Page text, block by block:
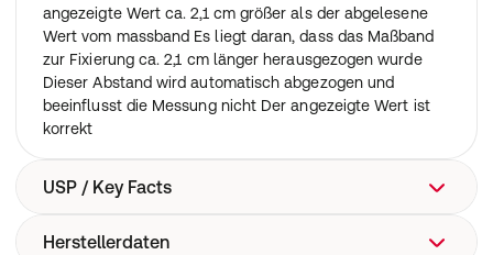
angezeigte Wert ca. 2,1 cm größer als der abgelesene
Wert vom massband Es liegt daran, dass das Maßband
zur Fixierung ca. 2,1 cm länger herausgezogen wurde
Dieser Abstand wird automatisch abgezogen und
beeinflusst die Messung nicht Der angezeigte Wert ist
korrekt
USP / Key Facts
Körpermassband
Herstellerdaten